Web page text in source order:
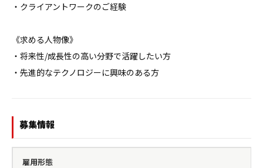
・クライアントワークのご経験
《求める人物像》
・将来性/成長性の高い分野で活躍したい方
・先進的なテクノロジーに興味のある方
募集情報
雇用形態